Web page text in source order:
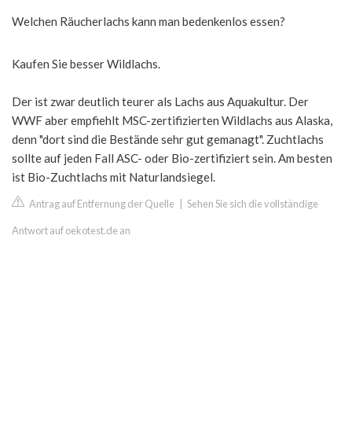
Welchen Räucherlachs kann man bedenkenlos essen?
Kaufen Sie besser Wildlachs.
Der ist zwar deutlich teurer als Lachs aus Aquakultur. Der
WWF aber empfiehlt MSC-zertifizierten Wildlachs aus Alaska,
denn "dort sind die Bestände sehr gut gemanagt". Zuchtlachs
sollte auf jeden Fall ASC- oder Bio-zertifiziert sein. Am besten
ist Bio-Zuchtlachs mit Naturlandsiegel.
Antrag auf Entfernung der Quelle Sehen Sie sich die vollständige
Antwort auf oekotest.de an